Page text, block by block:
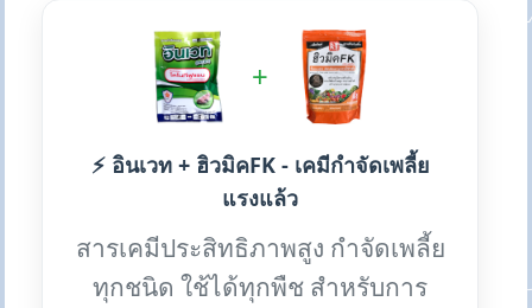
+
⚡ อินเวท + ฮิวมิคFK - เคมีกำจัดเพลี้ย
แรงแล้ว
สารเคมีประสิทธิภาพสูง กำจัดเพลี้ย
ทุกชนิด ใช้ได้ทุกพืช สำหรับการ